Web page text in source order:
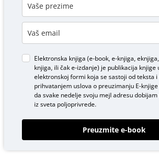
Elektronska knjiga (e-book, e-knjiga,
knjiga, ili čak e-izdanje) je publikacija knjige
elektronskoj formi koja se sastoji od teksta i
prihvatanjem uslova o preuzimanju E-knjige
da svake nedelje svoju mejl adresu
iz sveta poljoprivrede.
Preuzmite e-book